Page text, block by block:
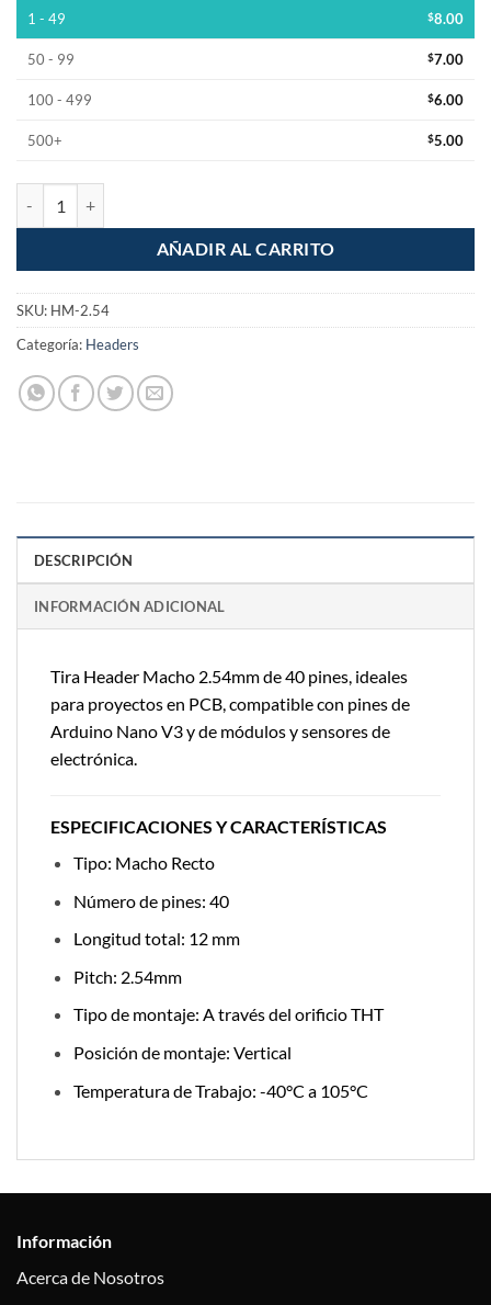
1 - 49 $8.00
50 - 99 $7.00
100 - 499 $6.00
500+ $5.00
AÑADIR AL CARRITO
SKU: HM-2.54
Categoría: Headers
DESCRIPCIÓN
INFORMACIÓN ADICIONAL
Tira Header Macho 2.54mm de 40 pines, ideales
para proyectos en PCB, compatible con pines de
Arduino Nano V3 y de módulos y sensores de
electrónica.
ESPECIFICACIONES Y CARACTERÍSTICAS
Tipo: Macho Recto
Número de pines: 40
Longitud total: 12 mm
Pitch: 2.54mm
Tipo de montaje: A través del orificio THT
Posición de montaje: Vertical
Temperatura de Trabajo: -40°C a 105°C
Información
Acerca de Nosotros